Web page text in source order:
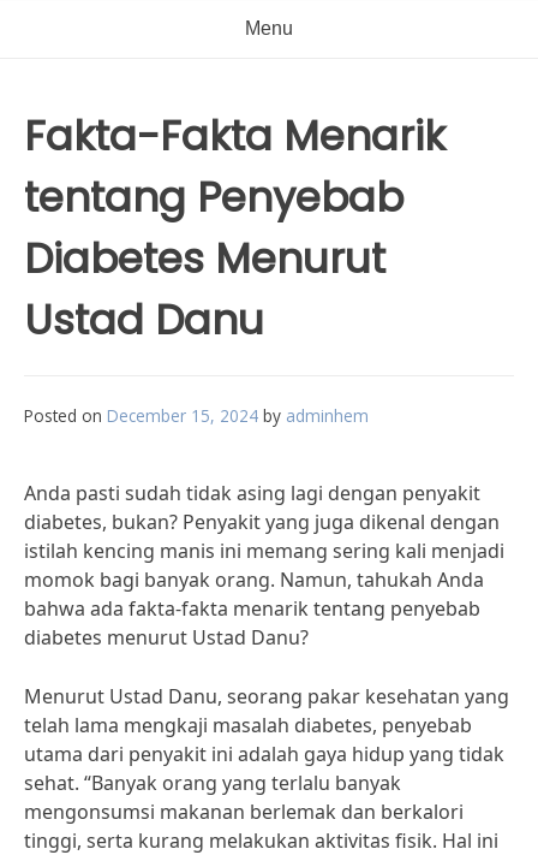
Menu
Fakta-Fakta Menarik
tentang Penyebab
Diabetes Menurut
Ustad Danu
Posted on December 15, 2024 by adminhem
Anda pasti sudah tidak asing lagi dengan penyakit
diabetes, bukan? Penyakit yang juga dikenal dengan
istilah kencing manis ini memang sering kali menjadi
momok bagi banyak orang. Namun, tahukah Anda
bahwa ada fakta-fakta menarik tentang penyebab
diabetes menurut Ustad Danu?
Menurut Ustad Danu, seorang pakar kesehatan yang
telah lama mengkaji masalah diabetes, penyebab
utama dari penyakit ini adalah gaya hidup yang tidak
sehat. “Banyak orang yang terlalu banyak
mengonsumsi makanan berlemak dan berkalori
tinggi, serta kurang melakukan aktivitas fisik. Hal ini